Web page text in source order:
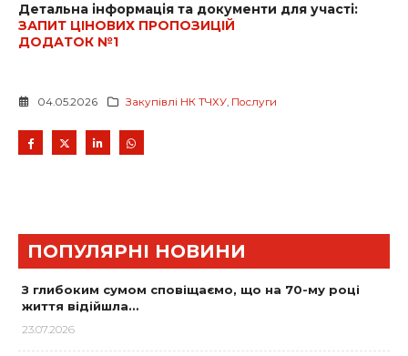
Детальна інформація та документи для участі:
ЗАПИТ ЦІНОВИХ ПРОПОЗИЦІЙ
ДОДАТОК №1
04.05.2026 Закупівлі НК ТЧХУ Послуги
ПОПУЛЯРНІ НОВИНИ
З глибоким сумом сповіщаємо, що на 70-му році
життя відійшла…
23.07.2026